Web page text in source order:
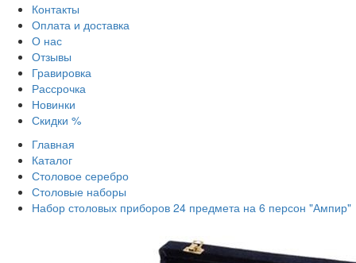
Контакты
Оплата и доставка
О нас
Отзывы
Гравировка
Рассрочка
Новинки
Скидки %
Главная
Каталог
Столовое серебро
Столовые наборы
Набор столовых приборов 24 предмета на 6 персон "Ампир"